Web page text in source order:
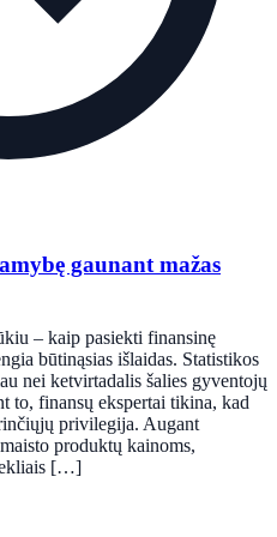
gaunant mažas
– kaip pasiekti finansinę
būtinąsias išlaidas. Statistikos
nei ketvirtadalis šalies gyventojų
to, finansų ekspertai tikina, kad
privilegija. Augant
produktų kainoms,
[…]